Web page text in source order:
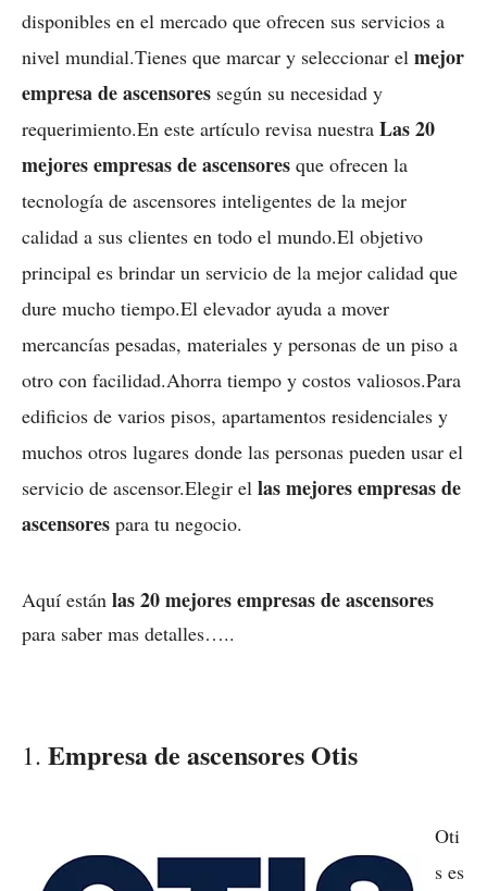
disponibles en el mercado que ofrecen sus servicios a
nivel mundial.Tienes que marcar y seleccionar el mejor
empresa de ascensores según su necesidad y
requerimiento.En este artículo revisa nuestra Las 20
mejores empresas de ascensores que ofrecen la
tecnología de ascensores inteligentes de la mejor
calidad a sus clientes en todo el mundo.El objetivo
principal es brindar un servicio de la mejor calidad que
dure mucho tiempo.El elevador ayuda a mover
mercancías pesadas, materiales y personas de un piso a
otro con facilidad.Ahorra tiempo y costos valiosos.Para
edificios de varios pisos, apartamentos residenciales y
muchos otros lugares donde las personas pueden usar el
servicio de ascensor.Elegir el las mejores empresas de
ascensores para tu negocio.
Aquí están las 20 mejores empresas de ascensores
para saber mas detalles…..
1. Empresa de ascensores Otis
Oti
s es